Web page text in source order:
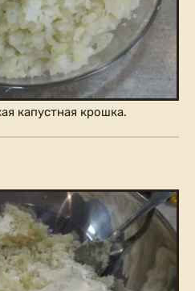
капустная крошка.